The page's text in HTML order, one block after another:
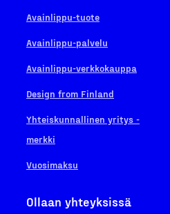
Avainlippu-tuote
Avainlippu-palvelu
Avainlippu-verkkokauppa
Design from Finland
Yhteiskunnallinen yritys -
merkki
Vuosimaksu
Ollaan yhteyksissä